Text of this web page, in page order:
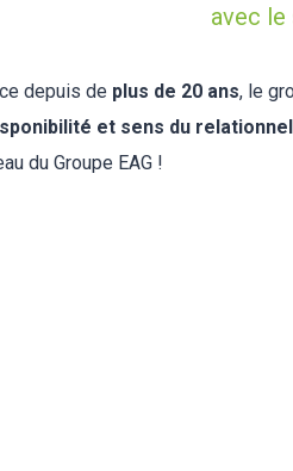
avec le
depuis de plus de 20 ans, le
et sens du relationnel
du Groupe EAG !